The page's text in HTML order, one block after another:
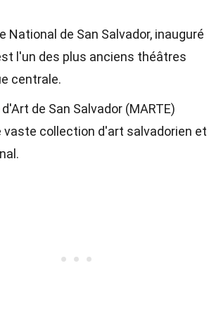
National de San Salvador, inauguré
l'un des plus anciens théâtres
centrale.
d'Art de San Salvador (MARTE)
vaste collection d'art salvadorien et